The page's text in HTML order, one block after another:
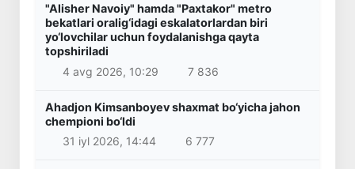
"Alisher Navoiy" hamda "Paxtakor" metro
bekatlari oralig‘idagi eskalatorlardan biri
yo‘lovchilar uchun foydalanishga qayta
topshiriladi
4 avg 2026, 10:29
7 836
Ahadjon Kimsanboyev shaxmat bo‘yicha jahon
chempioni bo‘ldi
31 iyl 2026, 14:44
6 777